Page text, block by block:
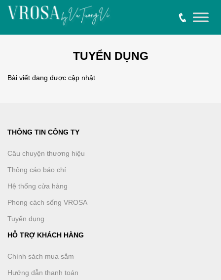
TUYỂN DỤNG
Bài viết đang được cập nhật
THÔNG TIN CÔNG TY
Câu chuyện thương hiệu
Thông cáo báo chí
Hệ thống cửa hàng
Phong cách sống VROSA
Tuyển dụng
HỖ TRỢ KHÁCH HÀNG
Chính sách mua sắm
Hướng dẫn thanh toán